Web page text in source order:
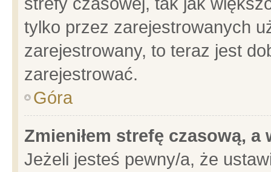
tylko przez zarejestrowanych
zarejestrowany, to teraz jest
zarejestrować.
Góra
Zmieniłem strefę czasową,
Jeżeli jesteś pewny/a, że